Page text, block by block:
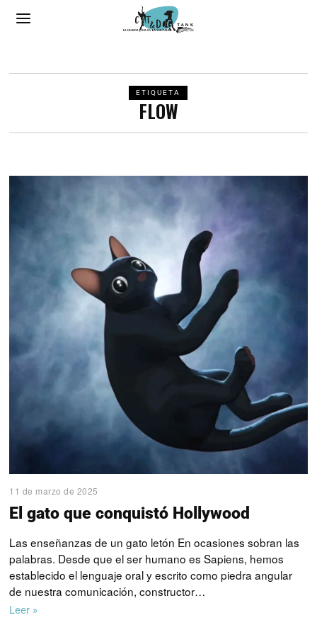
ETIQUETA
FLOW
11 de marzo de 2025
El gato que conquistó Hollywood
Las enseñanzas de un gato letón En ocasiones sobran las
palabras. Desde que el ser humano es Sapiens, hemos
establecido el lenguaje oral y escrito como piedra angular
de nuestra comunicación, constructor…
Leer »